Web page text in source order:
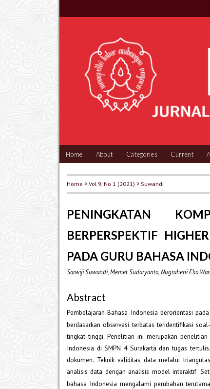
Home About Categories Current
Home >Vol 9, No 1 (2021) > Suwandi
PENINGKATAN
BERPERSPEKTIF
PADA GURU BAHASA
Sarwiji Suwandi, Memet Sudaryanto, Nugraheni Eko
Abstract
Pembelajaran Bahasa Indonesia berorientasi
berdasarkan observasi terbatas teridentifikasi
tingkat tinggi. Penelitian ini merupakan
Indonesia di SMPN 4 Surakarta dan tugas
dokumen. Teknik validitas data melalui
analisis data dengan analisis model interaktif.
bahasa Indonesia mengalami perubahan